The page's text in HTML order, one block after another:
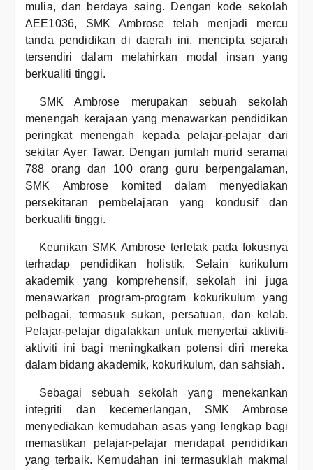
mulia, dan berdaya saing. Dengan kode sekolah
AEE1036, SMK Ambrose telah menjadi mercu
tanda pendidikan di daerah ini, mencipta sejarah
tersendiri dalam melahirkan modal insan yang
berkualiti tinggi.
SMK Ambrose merupakan sebuah sekolah
menengah kerajaan yang menawarkan pendidikan
peringkat menengah kepada pelajar-pelajar dari
sekitar Ayer Tawar. Dengan jumlah murid seramai
788 orang dan 100 orang guru berpengalaman,
SMK Ambrose komited dalam menyediakan
persekitaran pembelajaran yang kondusif dan
berkualiti tinggi.
Keunikan SMK Ambrose terletak pada fokusnya
terhadap pendidikan holistik. Selain kurikulum
akademik yang komprehensif, sekolah ini juga
menawarkan program-program kokurikulum yang
pelbagai, termasuk sukan, persatuan, dan kelab.
Pelajar-pelajar digalakkan untuk menyertai aktiviti-
aktiviti ini bagi meningkatkan potensi diri mereka
dalam bidang akademik, kokurikulum, dan sahsiah.
Sebagai sebuah sekolah yang menekankan
integriti dan kecemerlangan, SMK Ambrose
menyediakan kemudahan asas yang lengkap bagi
memastikan pelajar-pelajar mendapat pendidikan
yang terbaik. Kemudahan ini termasuklah makmal